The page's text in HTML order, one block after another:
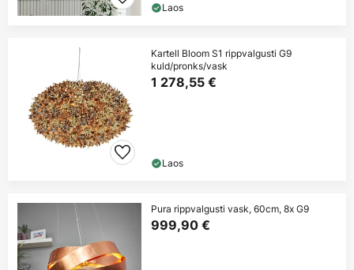
Laos
Kartell Bloom S1 rippvalgusti G9
kuld/pronks/vask
1 278,55 €
Laos
Pura rippvalgusti vask, 60cm, 8x G9
999,90 €